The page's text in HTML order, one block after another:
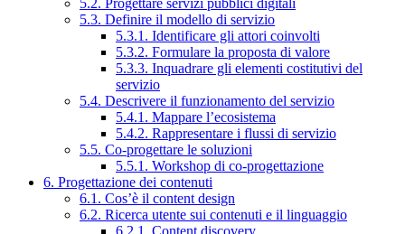
5.2. Progettare servizi pubblici digitali
5.3. Definire il modello di servizio
5.3.1. Identificare gli attori coinvolti
5.3.2. Formulare la proposta di valore
5.3.3. Inquadrare gli elementi costitutivi del
servizio
5.4. Descrivere il funzionamento del servizio
5.4.1. Mappare l’ecosistema
5.4.2. Rappresentare i flussi di servizio
5.5. Co-progettare le soluzioni
5.5.1. Workshop di co-progettazione
6. Progettazione dei contenuti
6.1. Cos’è il content design
6.2. Ricerca utente sui contenuti e il linguaggio
6.2.1. Content discovery